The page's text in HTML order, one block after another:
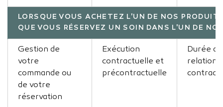
LORSQUE VOUS ACHETEZ L'UN DE NOS
QUE VOUS RÉSERVEZ UN SOIN DANS L'UN DE
Gestion de
votre
commande ou
de votre
réservation
Exécution
contractuelle et
précontractuelle
Durée
relation